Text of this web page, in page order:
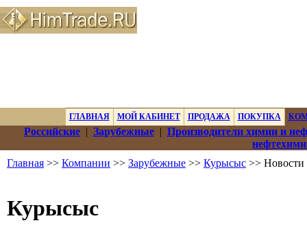
ГЛАВНАЯ МОЙ КАБИНЕТ ПРОДАЖА ПОКУПКА
Российские| Зарубежные| Производители химии и
Главная >> Компании >> Зарубежные >> Курысыс >> Новости
Курысыс